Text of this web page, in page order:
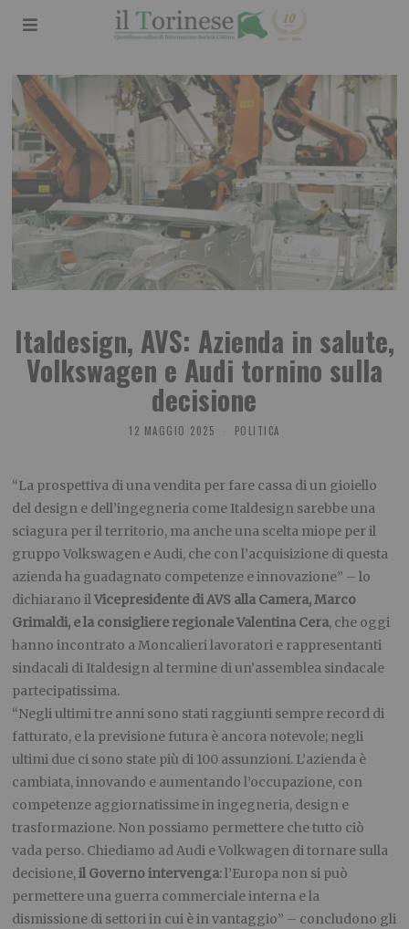
Italdesign, AVS: Azienda in salute,
Volkswagen e Audi tornino sulla
decisione
12 MAGGIO 2025 POLITICA
“La prospettiva di una vendita per fare cassa di un gioiello
del design e dell’ingegneria come Italdesign sarebbe una
sciagura per il territorio, ma anche una scelta miope per il
gruppo Volkswagen e Audi, che con l’acquisizione di questa
azienda ha guadagnato competenze e innovazione” – lo
dichiarano ilVicepresidente di AVS alla Camera, Marco
Grimaldi, e la consigliere regionale Valentina Cera, che oggi
hanno incontrato a Moncalieri lavoratori e rappresentanti
sindacali di Italdesign al termine di un’assemblea sindacale
partecipatissima.
“Negli ultimi tre anni sono stati raggiunti sempre record di
fatturato, e la previsione futura è ancora notevole; negli
ultimi due ci sono state più di 100 assunzioni. L’azienda è
cambiata, innovando e aumentando l’occupazione, con
competenze aggiornatissime in ingegneria, design e
trasformazione. Non possiamo permettere che tutto ciò
vada perso. Chiediamo ad Audi e Volkwagen di tornare sulla
decisione,il Governo intervenga: l’Europa non si può
permettere una guerra commerciale interna e la
dismissione di settori in cui è in vantaggio” – concludono gli